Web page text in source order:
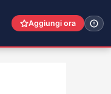
Aggiungi ora